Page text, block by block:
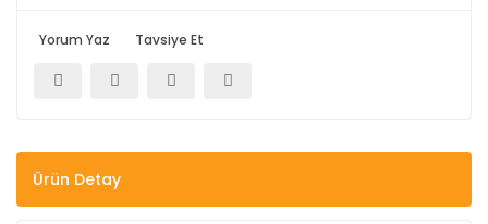
Yorum Yaz Tavsiye Et
Ürün Detay